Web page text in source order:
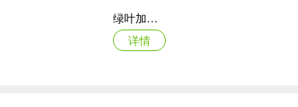
更新分身目的是重新制作一个和原app版本匹配的分身，
绿叶加速器app
详情